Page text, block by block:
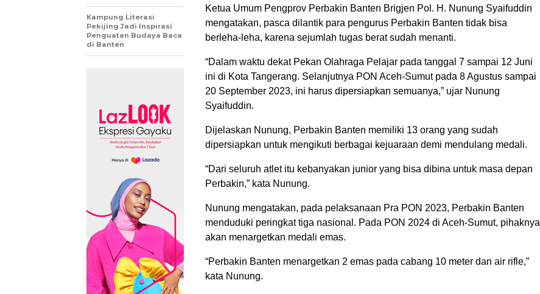
Ketua Umum Pengprov Perbakin Banten Brigjen Pol. H. Nunung Syaifuddin
mengatakan, pasca dilantik para pengurus Perbakin Banten tidak bisa
berleha-leha, karena sejumlah tugas berat sudah menanti.
“Dalam waktu dekat Pekan Olahraga Pelajar pada tanggal 7 sampai 12 Juni
ini di Kota Tangerang. Selanjutnya PON Aceh-Sumut pada 8 Agustus sampai
20 September 2023, ini harus dipersiapkan semuanya,” ujar Nunung
Syaifuddin.
Dijelaskan Nunung, Perbakin Banten memiliki 13 orang yang sudah
dipersiapkan untuk mengikuti berbagai kejuaraan demi mendulang medali.
“Dari seluruh atlet itu kebanyakan junior yang bisa dibina untuk masa depan
Perbakin,” kata Nunung.
Nunung mengatakan, pada pelaksanaan Pra PON 2023, Perbakin Banten
menduduki peringkat tiga nasional. Pada PON 2024 di Aceh-Sumut, pihaknya
akan menargetkan medali emas.
“Perbakin Banten menargetkan 2 emas pada cabang 10 meter dan air rifle,”
kata Nunung.
Kampung Literasi
Pekijing Jadi Inspirasi
Penguatan Budaya Baca
di Banten